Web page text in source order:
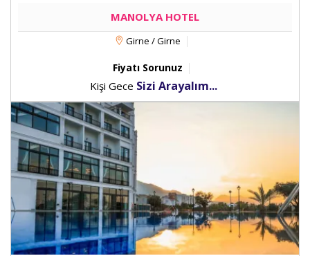
MANOLYA HOTEL
Girne / Girne
Fiyatı Sorunuz
Kişi Gece Sizi Arayalım...